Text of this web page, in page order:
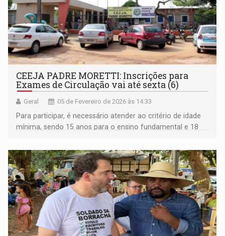
CEEJA PADRE MORETTI: Inscrições para
Exames de Circulação vai até sexta (6)
Geral 05 de Fevereiro de 2026 às 14:33
Para participar, é necessário atender ao critério de idade
mínima, sendo 15 anos para o ensino fundamental e 18